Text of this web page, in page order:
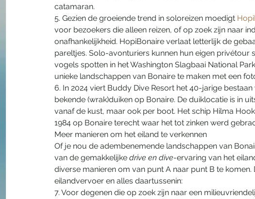
catamaran.
5. Gezien de groeiende trend in soloreizen moedigt
voor bezoekers die alleen reizen, of op zoek zijn naar
onafhankelijkheid. HopiBonaire verlaat letterlijk de
pareltjes. Solo-avonturiers kunnen hun eigen privétour
vogels spotten in het Washington Slagbaai National
unieke landschappen van Bonaire te maken met een
6. In 2024 viert Buddy Dive Resort het 40-jarige bestaan
bekende (wrak)duiken op Bonaire. De duiklocatie is in
vanaf de kust, maar ook per boot. Het schip Hilma
1984 op Bonaire terecht waar het tot zinken werd
Meer manieren om het eiland te verkennen
Of je nou de adembenemende landschappen van
van de gemakkelijke drive en dive-ervaring van het
diverse manieren om van punt A naar punt B te
eilandvervoer en alles daartussenin:
7. Voor degenen die op zoek zijn naar een